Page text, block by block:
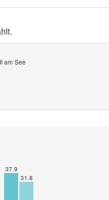
am See
37.9
31.8